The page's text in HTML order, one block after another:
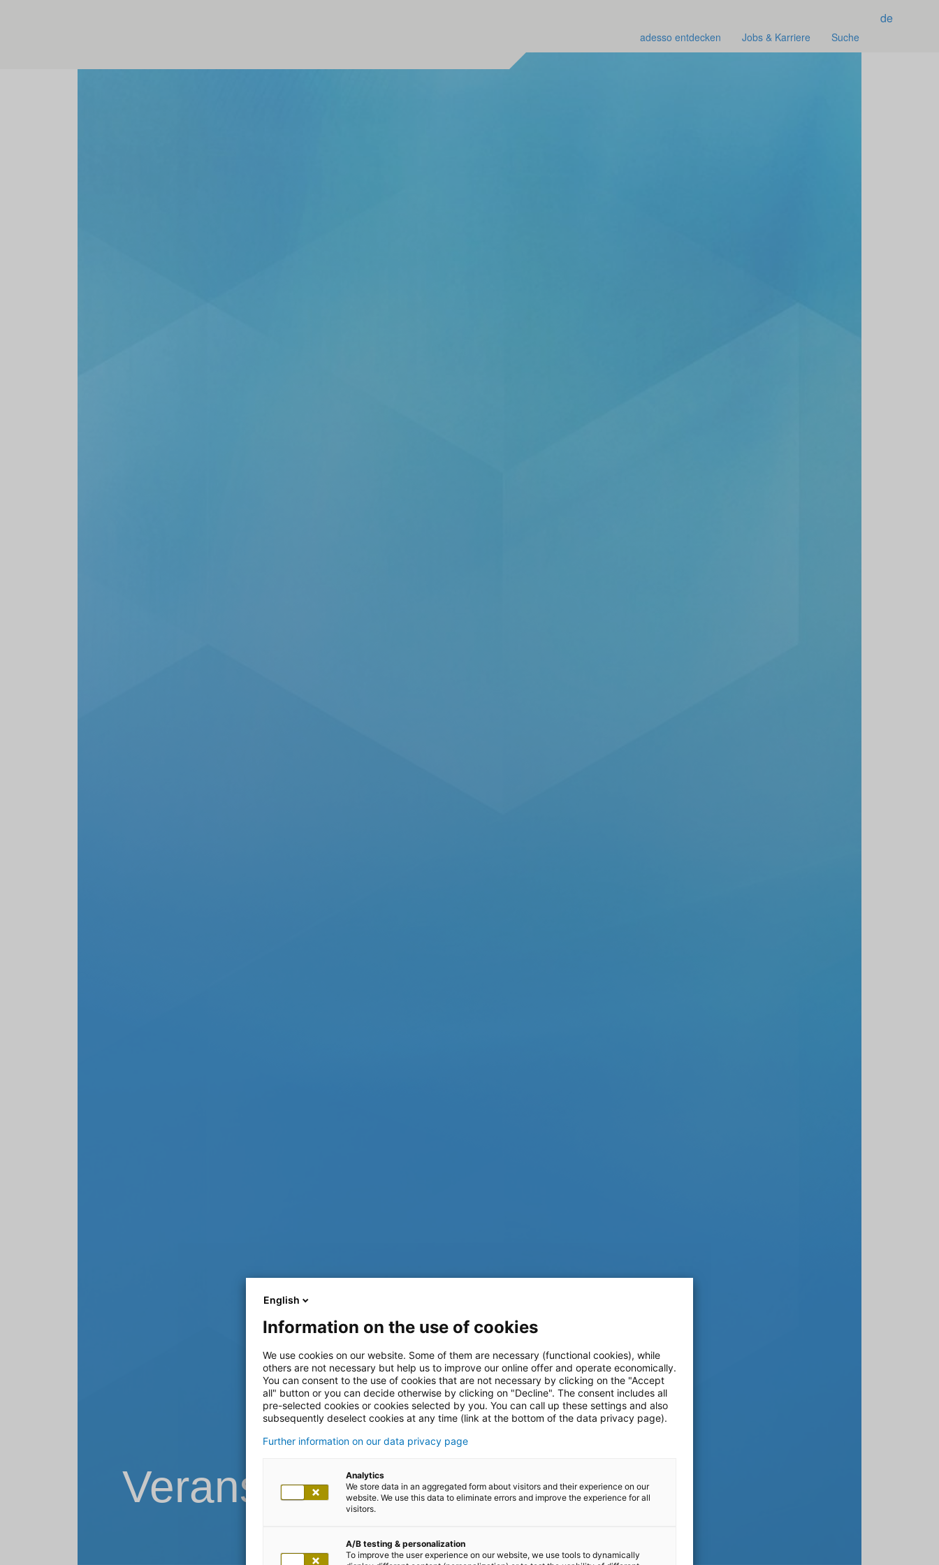
de
adesso entdecken Jobs & Karriere Suche
Veranstaltungen
English
Information on the use of cookies
We use cookies on our website. Some of them are necessary (functional cookies), while
others are not necessary but help us to improve our online offer and operate economically.
You can consent to the use of cookies that are not necessary by clicking on the "Accept
all" button or you can decide otherwise by clicking on "Decline". The consent includes all
pre-selected cookies or cookies selected by you. You can call up these settings and also
subsequently deselect cookies at any time (link at the bottom of the data privacy page).
Further information on our data privacy page
Analytics
We store data in an aggregated form about visitors and their experience on our
website. We use this data to eliminate errors and improve the experience for all
visitors.
A/B testing & personalization
To improve the user experience on our website, we use tools to dynamically